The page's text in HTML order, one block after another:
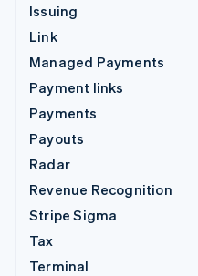
Issuing
Link
Managed Payments
Payment links
Payments
Payouts
Radar
Revenue Recognition
Stripe Sigma
Tax
Terminal